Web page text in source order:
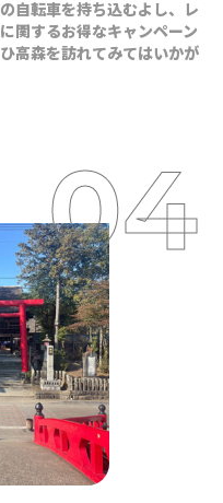
自転車を持ち込むよし、レ
関するお得なキャンペーン
高森を訪れてみてはいかが